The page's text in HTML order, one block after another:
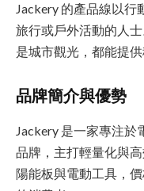
Jackery 的產品線以行
旅行或戶外活動的人
是城市觀光，都能提供
品牌簡介與優勢
Jackery 是一家專注
品牌，主打輕量化與
陽能板與電動工具，